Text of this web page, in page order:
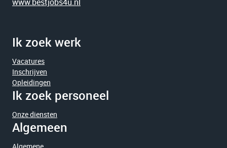
Ik zoek werk
Vacatures
Inschrijven
Opleidingen
Ik zoek personeel
Onze diensten
Algemeen